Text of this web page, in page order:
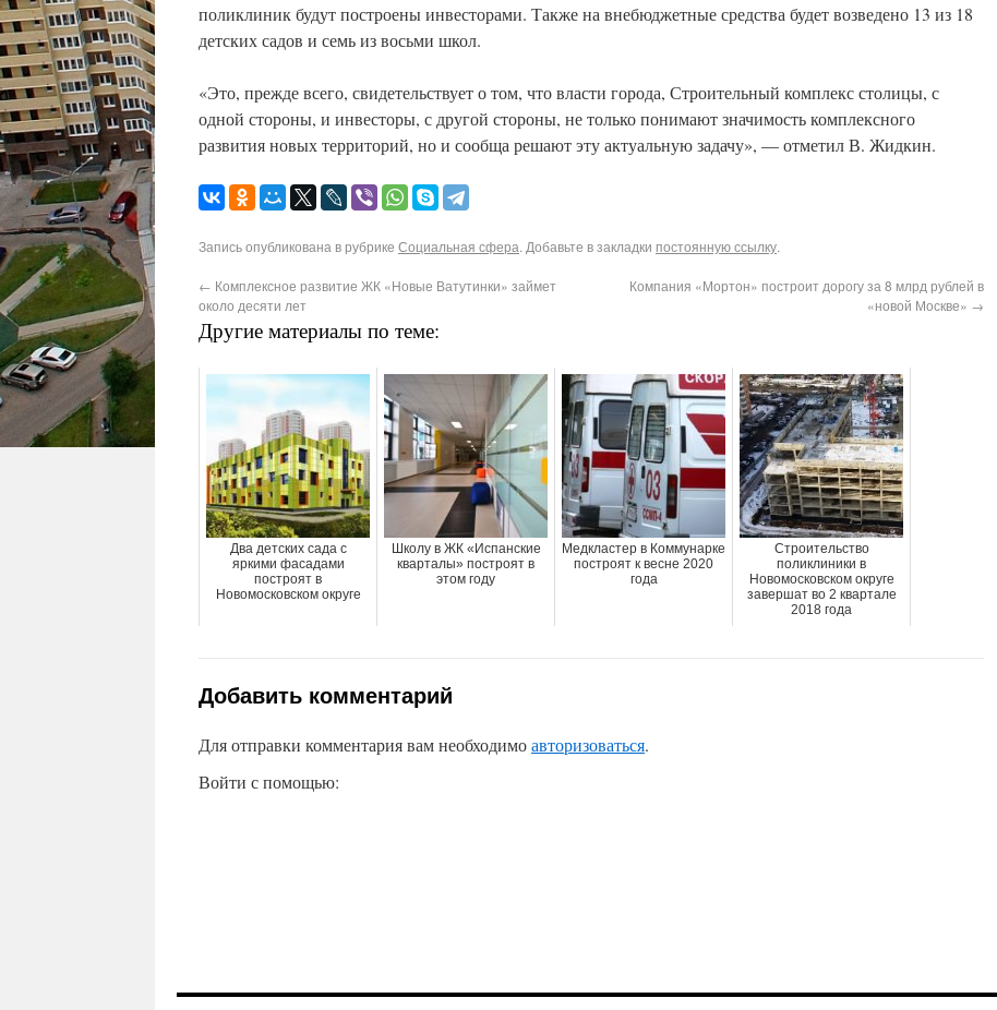
поликлиник будут построены инвесторами. Также на внебюджетные средства будет возведено 13 из 18
детских садов и семь из восьми школ.
«Это, прежде всего, свидетельствует о том, что власти города, Строительный комплекс столицы, с
одной стороны, и инвесторы, с другой стороны, не только понимают значимость комплексного
развития новых территорий, но и сообща решают эту актуальную задачу», — отметил В. Жидкин.
Запись опубликована в рубрике Социальная сфера. Добавьте в закладки постоянную ссылку.
← Комплексное развитие ЖК «Новые Ватутинки» займет
около десяти лет
Компания «Мортон» построит дорогу за 8 млрд рублей в
«новой Москве» →
Другие материалы по теме:
Два детских сада с
яркими фасадами
построят в
Новомосковском округе
Школу в ЖК «Испанские
кварталы» построят в
этом году
Медкластер в Коммунарке
построят к весне 2020
года
Строительство
поликлиники в
Новомосковском округе
завершат во 2 квартале
2018 года
Добавить комментарий
Для отправки комментария вам необходимоавторизоваться.
Войти с помощью: